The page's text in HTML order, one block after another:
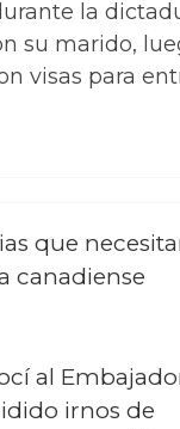
la
su marido,
visas para
que
canadiense
al
irnos de